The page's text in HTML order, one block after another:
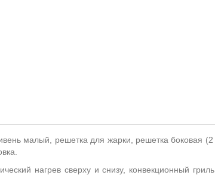
малый, решетка для жарки, решетка боковая
нагрев сверху и снизу, конвекционный